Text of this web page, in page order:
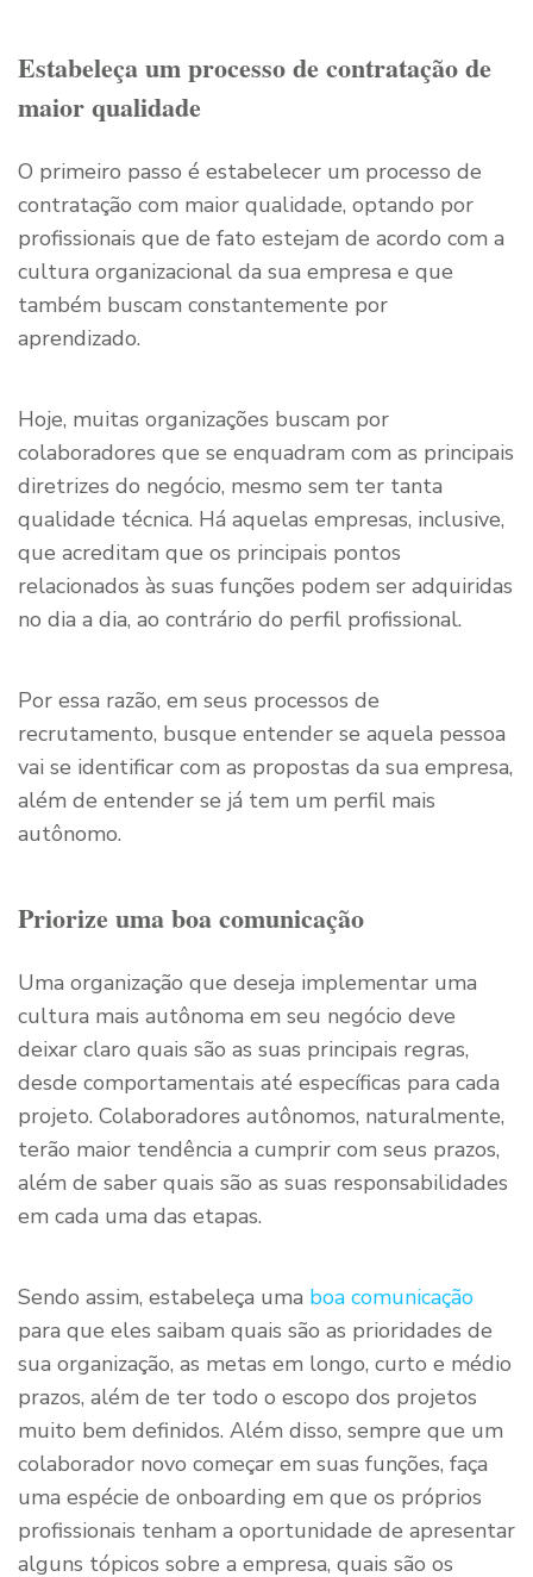
Estabeleça um processo de contratação de
maior qualidade
O primeiro passo é estabelecer um processo de
contratação com maior qualidade, optando por
profissionais que de fato estejam de acordo com a
cultura organizacional da sua empresa e que
também buscam constantemente por
aprendizado.
Hoje, muitas organizações buscam por
colaboradores que se enquadram com as principais
diretrizes do negócio, mesmo sem ter tanta
qualidade técnica. Há aquelas empresas, inclusive,
que acreditam que os principais pontos
relacionados às suas funções podem ser adquiridas
no dia a dia, ao contrário do perfil profissional.
Por essa razão, em seus processos de
recrutamento, busque entender se aquela pessoa
vai se identificar com as propostas da sua empresa,
além de entender se já tem um perfil mais
autônomo.
Priorize uma boa comunicação
Uma organização que deseja implementar uma
cultura mais autônoma em seu negócio deve
deixar claro quais são as suas principais regras,
desde comportamentais até específicas para cada
projeto. Colaboradores autônomos, naturalmente,
terão maior tendência a cumprir com seus prazos,
além de saber quais são as suas responsabilidades
em cada uma das etapas.
Sendo assim, estabeleça uma boa comunicação
para que eles saibam quais são as prioridades de
sua organização, as metas em longo, curto e médio
prazos, além de ter todo o escopo dos projetos
muito bem definidos. Além disso, sempre que um
colaborador novo começar em suas funções, faça
uma espécie de onboarding em que os próprios
profissionais tenham a oportunidade de apresentar
alguns tópicos sobre a empresa, quais são os